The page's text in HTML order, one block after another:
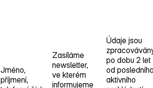
Jméno,
příjmení,
Zasíláme
newsletter,
ve kterém
informujeme
Údaje jsou
po dobu 2 let
od
aktivního